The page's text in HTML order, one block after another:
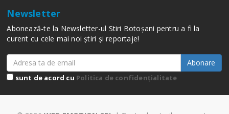
Newsletter
Abonează-te la Newsletter-ul Stiri Botoșani pentru a fi la
curent cu cele mai noi știri și reportaje!
Abonare
sunt de acord cu Politica de confidențialitate